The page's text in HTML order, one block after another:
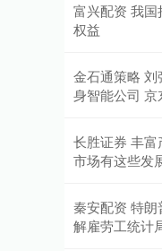
富兴配资 我
权益
金石通策略
身智能公司
长胜证券 丰
市场有这些发
秦安配资 特
解雇劳工统计